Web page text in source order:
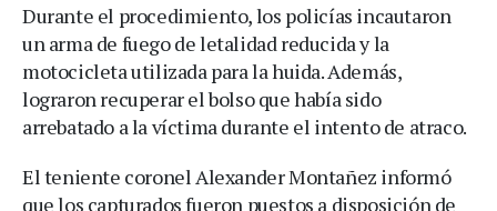
Durante el procedimiento, los policías incautaron
un arma de fuego de letalidad reducida y la
motocicleta utilizada para la huida. Además,
lograron recuperar el bolso que había sido
arrebatado a la víctima durante el intento de atraco.
El teniente coronel Alexander Montañez informó
que los capturados fueron puestos a disposición de